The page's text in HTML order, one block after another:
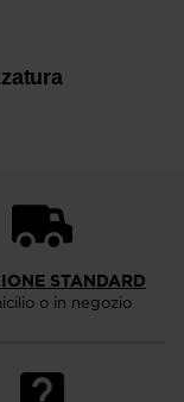
STANDARD
o in negozio